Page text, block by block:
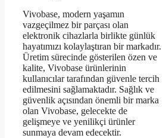
Vivobase, modern yaşamın
vazgeçilmez bir parçası olan
elektronik cihazlarla birlikte günlük
hayatımızı kolaylaştıran bir markadır.
Üretim sürecinde gösterilen özen ve
kalite, Vivobase ürünlerinin
kullanıcılar tarafından güvenle tercih
edilmesini sağlamaktadır. Sağlık ve
güvenlik açısından önemli bir marka
olan Vivobase, gelecekte de
gelişmeye ve yenilikçi ürünler
sunmaya devam edecektir.